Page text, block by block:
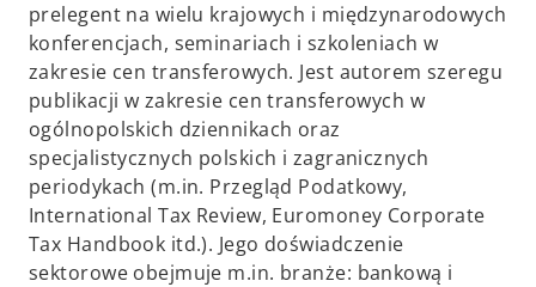
prelegent na wielu krajowych i międzynarodowych
konferencjach, seminariach i szkoleniach w
zakresie cen transferowych. Jest autorem szeregu
publikacji w zakresie cen transferowych w
ogólnopolskich dziennikach oraz
specjalistycznych polskich i zagranicznych
periodykach (m.in. Przegląd Podatkowy,
International Tax Review, Euromoney Corporate
Tax Handbook itd.). Jego doświadczenie
sektorowe obejmuje m.in. branże: bankową i